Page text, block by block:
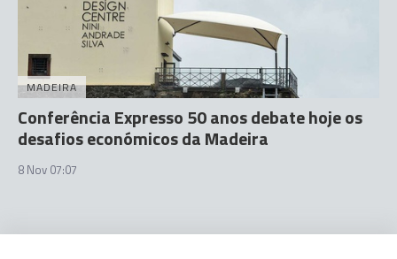
MADEIRA
Conferência Expresso 50 anos debate hoje os
desafios económicos da Madeira
8 Nov 07:07